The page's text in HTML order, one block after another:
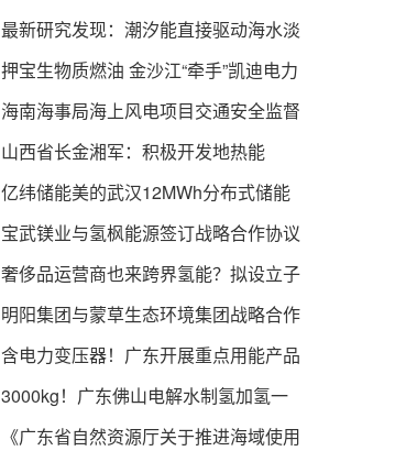
云携能源行业解决方案亮相
最新研究发现：潮汐能直接驱动海水淡
化
押宝生物质燃油 金沙江“牵手”凯迪电力
海南海事局海上风电项目交通安全监督
管理办法
山西省长金湘军：积极开发地热能
亿纬储能美的武汉12MWh分布式储能
项目投入运营
宝武镁业与氢枫能源签订战略合作协议
奢侈品运营商也来跨界氢能？拟设立子
公司推进氢能业务
明阳集团与蒙草生态环境集团战略合作
含电力变压器！广东开展重点用能产品
设备摸底和更新改造工作
3000kg！广东佛山电解水制氢加氢一
体化站项目开工
《广东省自然资源厅关于推进海域使用